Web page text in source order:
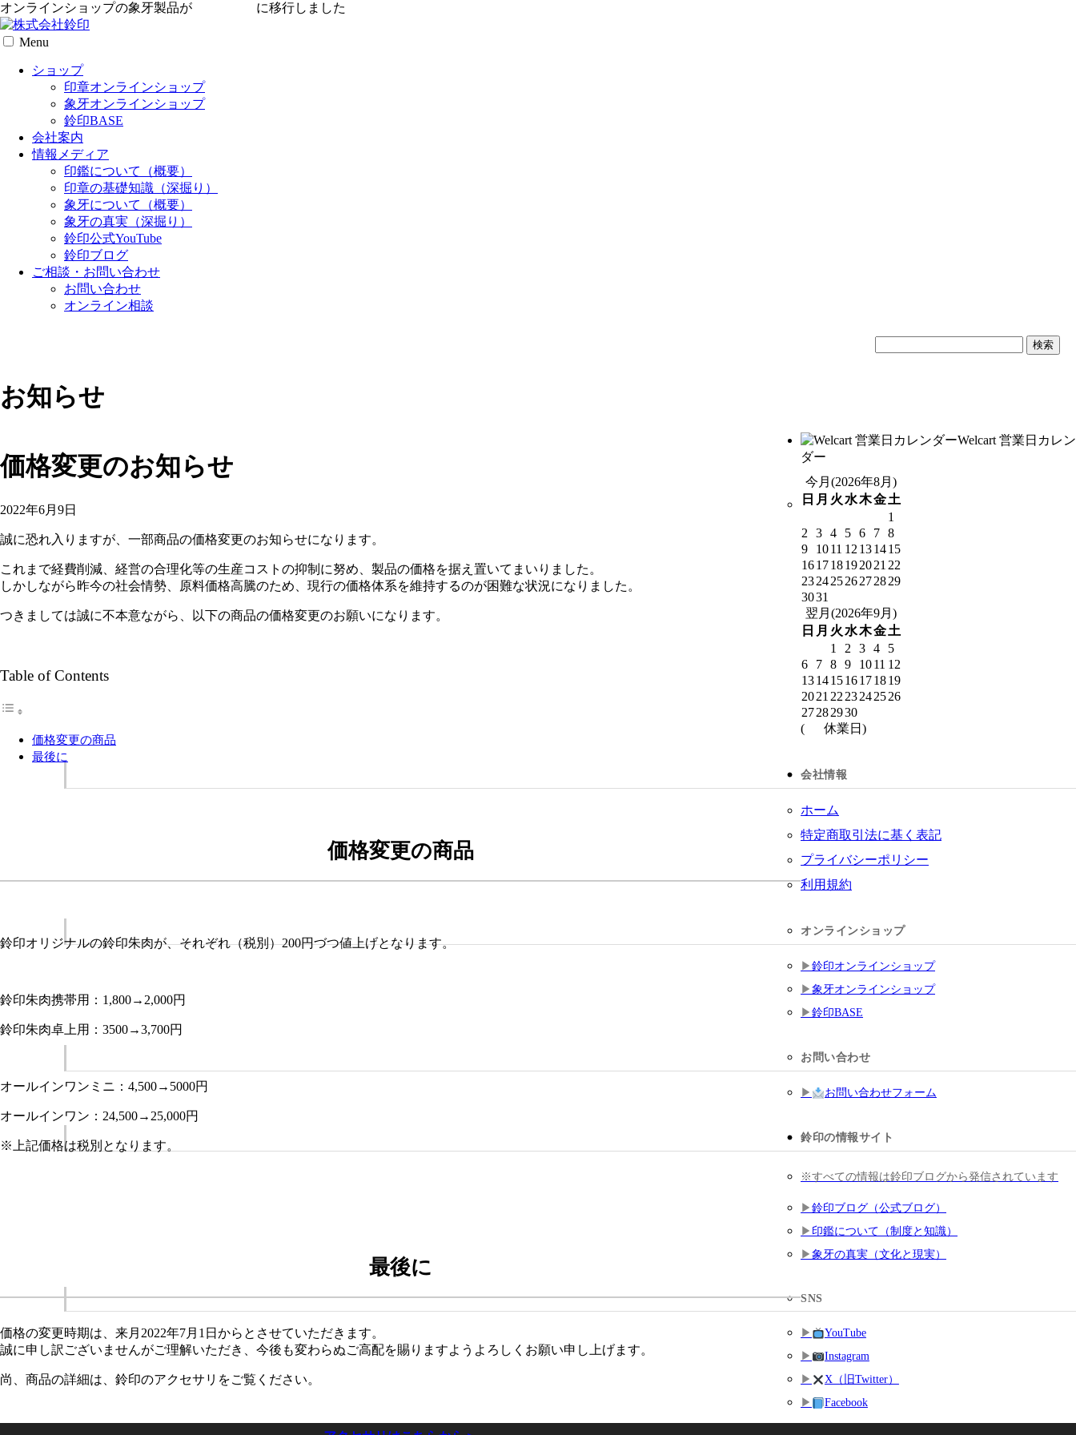
オンラインショップの象牙製品が に移行しました
Menu
ショップ
印章オンラインショップ
象牙オンラインショップ
鈴印BASE
会社案内
情報メディア
印鑑について（概要）
印章の基礎知識（深掘り）
象牙について（概要）
象牙の真実（深掘り）
鈴印公式YouTube
鈴印ブログ
ご相談・お問い合わせ
お問い合わせ
オンライン相談
お知らせ
価格変更のお知らせ
2022年6月9日
誠に恐れ入りますが、一部商品の価格変更のお知らせになります。
これまで経費削減、経営の合理化等の生産コストの抑制に努め、製品の価格を据え置いてまいりました。
しかしながら昨今の社会情勢、原料価格高騰のため、現行の価格体系を維持するのが困難な状況になりました。
つきましては誠に不本意ながら、以下の商品の価格変更のお願いになります。
Table of Contents
価格変更の商品
最後に
価格変更の商品
鈴印オリジナルの鈴印朱肉が、それぞれ（税別）200円づつ値上げとなります。
鈴印朱肉携帯用：1,800→2,000円
鈴印朱肉卓上用：3500→3,700円
オールインワンミニ：4,500→5000円
オールインワン：24,500→25,000円
※上記価格は税別となります。
最後に
価格の変更時期は、来月2022年7月1日からとさせていただきます。
誠に申し訳ございませんがご理解いただき、今後も変わらぬご高配を賜りますようよろしくお願い申し上げます。
尚、商品の詳細は、鈴印のアクセサリをご覧ください。
Welcart 営業日カレン
ダー
今月(2026年8月)
日 月 火 水木金土
1
2
3 4 5 6 7 8
9
1011 12 131415
161718192021 22
23242526272829
3031
翌月(2026年9月)
日 月 火 水木金土
1
2 3 4
5
6
7 8 9 1011 12
13141516171819
2021 22 23242526
27282930
(
休業日)
会社情報
ホーム
特定商取引法に基く表記
プライバシーポリシー
利用規約
オンラインショップ
鈴印オンラインショップ
象牙オンラインショップ
鈴印BASE
お問い合わせ
お問い合わせフォーム
鈴印の情報サイト
※すべての情報は鈴印ブログから発信されています
鈴印ブログ（公式ブログ）
印鑑について（制度と知識）
象牙の真実（文化と現実）
SNS
YouTube
Instagram
X（旧Twitter）
Facebook